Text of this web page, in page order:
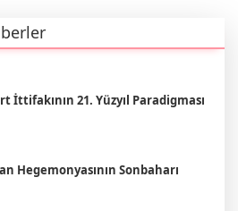
İttifakının 21. Yüzyıl Paradigması
Hegemonyasının Sonbaharı